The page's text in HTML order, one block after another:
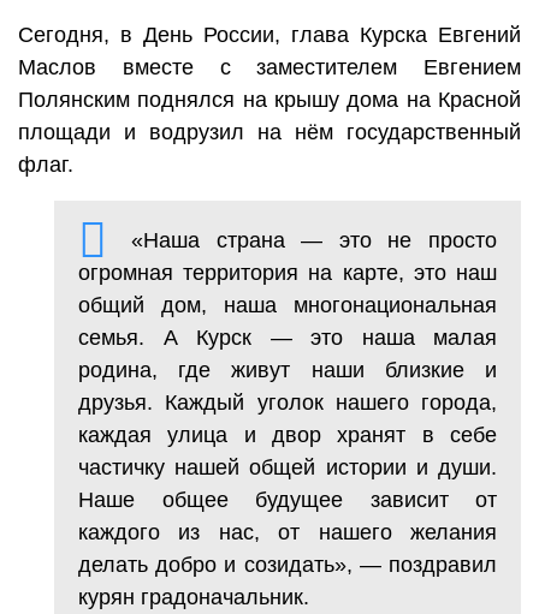
Сегодня, в День России, глава Курска Евгений
Маслов вместе с заместителем Евгением
Полянским поднялся на крышу дома на Красной
площади и водрузил на нём государственный
флаг.
«Наша страна — это не просто
огромная территория на карте, это наш
общий дом, наша многонациональная
семья. А Курск — это наша малая
родина, где живут наши близкие и
друзья. Каждый уголок нашего города,
каждая улица и двор хранят в себе
частичку нашей общей истории и души.
Наше общее будущее зависит от
каждого из нас, от нашего желания
делать добро и созидать», — поздравил
курян градоначальник.